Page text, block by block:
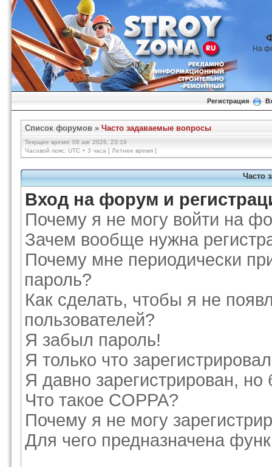
На
Регистрация
Список форумов » Часто задаваемые вопросы
Текущее время: 08 авг 2026, 23:19
Часовой пояс: UTC + 3 часа [ Летнее время ]
Часто
Вход на форум и
Почему я не могу войти на
Зачем вообще нужна
Почему мне периодически
пароль?
Как сделать, чтобы я не
пользователей?
Я забыл пароль!
Я только что
Я давно зарегистрирован,
Что такое COPPA?
Почему я не могу
Для чего предназначена